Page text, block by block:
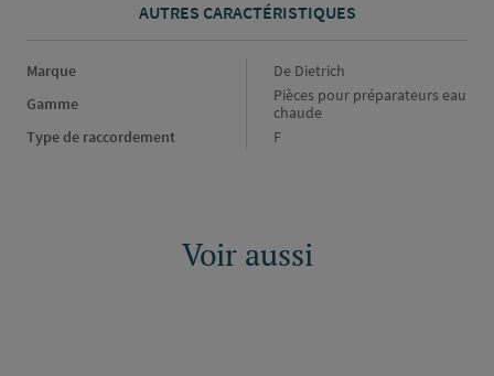
AUTRES CARACTÉRISTIQUES
Marque Marque
De Dietrich
Gamme
Gamme
Pièces pour préparateurs eau
chaude
Type de raccordement
Type
F
Voir aussi